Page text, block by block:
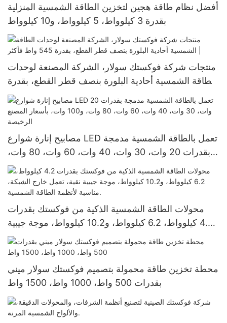
أفضل نظام طاقة هجين لتخزين الطاقة الشمسية المنزلية
بقدرة 3 كيلوواط، 5 كيلوواط، و10 كيلوواط
منتجات شركة فوكستك سولار، الشركة المصنعة لوحدات
الطاقة الشمسية أحادية البلورة بنصف قطر القطع، بقدرة
مصابيح إنارة شوارع LED تعمل بالطاقة الشمسية مدمجة
بقدرات 20 وات، 30 وات، 40 وات، 60 وات، 80 وات،
و100 وات، بأسعار المصنع الرخيصة
محولات الطاقة الشمسية الذكية من فوكستك بقدرات
4.2 كيلوواط، 6.2 كيلوواط، و10.2 كيلوواط، موجة جيبية
نقية، تعمل خارج الشبكة، مناسبة لأنظمة الطاقة
محطة تخزين طاقة محمولة بتصميم فوكستك سولار ميني
بقدرات 500 واط، 1000 واط، 1500 واط